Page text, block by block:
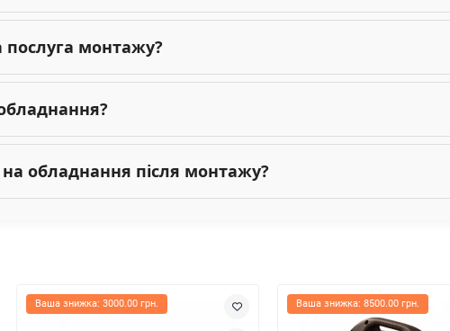
послуга монтажу?
на обладнання після монтажу?
Ваша знижка: 3000.00 грн. Ваша знижка: 8500.00 грн.